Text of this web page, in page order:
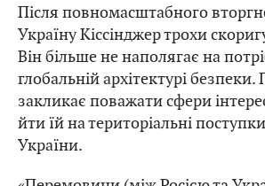
Після повномасштабного
Україну Кіссінджер трохи
Він більше не наполягає на
глобальній архітектурі
закликає поважати сфери
йти їй на територіальні
України.